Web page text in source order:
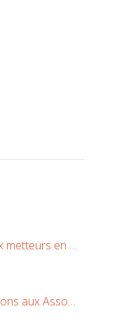
Les nouveaux metteurs en scène !
Remise des dons aux Associations